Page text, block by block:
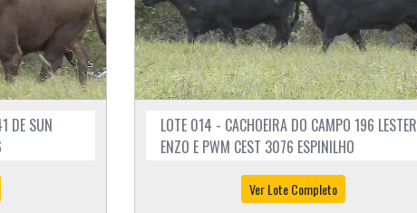
DE SUN
LOTE 014 - CACHOEIRA DO CAMPO 196 LESTER
ENZO E PWM CEST 3076 ESPINILHO
Ver Lote Completo